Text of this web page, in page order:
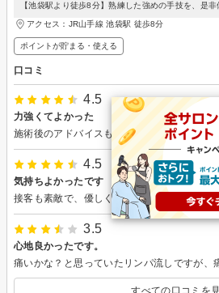
【池袋駅より徒歩8分】熟練した強めの手技を、是
アクセス：JR山手線 池袋駅 徒歩8分
ポイントが貯まる・使える
口コミ
4.5
力強くてよかった
4.5
気持ちよかったです
3.5
心地良かったです。